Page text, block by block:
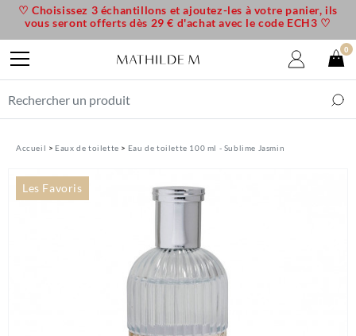
Accueil Eaux de toilette Eau de toilette 100 ml - Sublime Jasmin
Les Favoris
♡ Choisissez 3 échantillons et ajoutez-les à votre panier, ils
vous seront offerts dès 29 € d'achat avec le code ECH3 ♡
0